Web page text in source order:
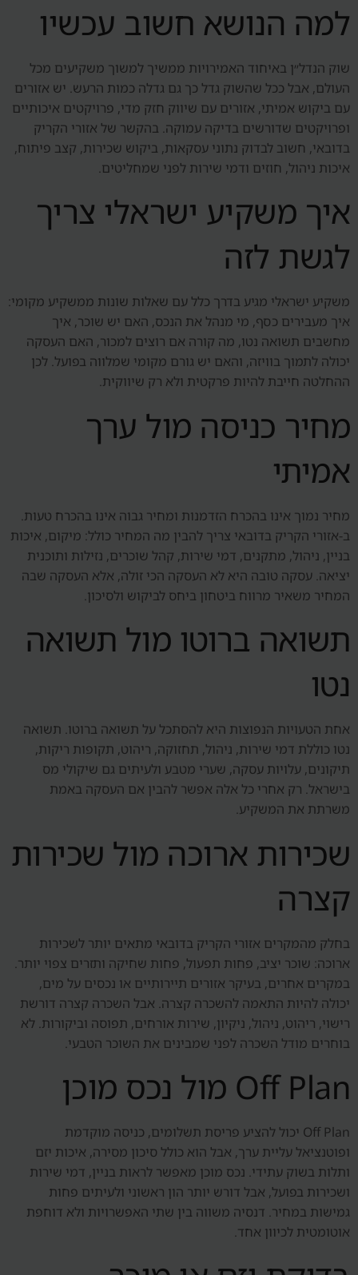
למה הנושא חשוב עכשיו
שוק הנדל״ן באיחוד האמירויות ממשיך למשוך משקיעים מכל
העולם, אבל ככל שהשוק גדל כך גם גדלה כמות הרעש. יש אזורים
עם ביקוש אמיתי, אזורים עם שיווק חזק מדי, פרויקטים איכותיים
ופרויקטים שדורשים בדיקה עמוקה. בהקשר של אזורי הקריק
בדובאי, חשוב לבדוק נתוני עסקאות, ביקוש שכירות, קצב פיתוח,
איכות ניהול, חוזים ודמי שירות לפני שמחליטים.
איך משקיע ישראלי צריך
לגשת לזה
משקיע ישראלי מגיע בדרך כלל עם שאלות שונות ממשקיע מקומי:
איך מעבירים כסף, מי מנהל את הנכס, האם יש שוכר, איך
מחשבים תשואה נטו, מה קורה אם רוצים למכור, האם העסקה
יכולה לתמוך בוויזה, והאם יש גורם מקומי שמלווה בפועל. לכן
ההחלטה חייבת להיות פרקטית ולא רק שיווקית.
מחיר כניסה מול ערך
אמיתי
מחיר נמוך אינו בהכרח הזדמנות ומחיר גבוה אינו בהכרח טעות.
ב-אזורי הקריק בדובאי צריך להבין מה המחיר כולל: מיקום, איכות
בניין, ניהול, מתקנים, דמי שירות, קהל שוכרים, נזילות ותוכנית
יציאה. עסקה טובה היא לא העסקה הכי זולה, אלא העסקה שבה
המחיר משאיר מרווח ביטחון ביחס לביקוש ולסיכון.
תשואה ברוטו מול תשואה
נטו
אחת הטעויות הנפוצות היא להסתכל על תשואה ברוטו. תשואה
נטו כוללת דמי שירות, ניהול, תחזוקה, ריהוט, תקופות ריקות,
תיקונים, עלויות עסקה, שערי מטבע ולעיתים גם שיקולי מס
בישראל. רק אחרי כל אלה אפשר להבין אם העסקה באמת
משרתת את המשקיע.
שכירות ארוכה מול שכירות
קצרה
בחלק מהמקרים אזורי הקריק בדובאי מתאים יותר לשכירות
ארוכה: שוכר יציב, פחות תפעול, פחות שחיקה ותזרים צפוי יותר.
במקרים אחרים, בעיקר אזורים תיירותיים או נכסים על מים,
יכולה להיות התאמה להשכרה קצרה. אבל השכרה קצרה דורשת
רישוי, ריהוט, ניהול, ניקיון, שירות אורחים, תפוסה וביקורות. לא
בוחרים מודל השכרה לפני שמבינים את השוכר הטבעי.
Off Plan מול נכס מוכן
Off Plan יכול להציע פריסת תשלומים, כניסה מוקדמת
ופוטנציאל עליית ערך, אבל הוא כולל סיכון מסירה, איכות יזם
ותלות בשוק עתידי. נכס מוכן מאפשר לראות בניין, דמי שירות
ושכירות בפועל, אבל דורש יותר הון ראשוני ולעיתים פחות
גמישות במחיר. דנסיה משווה בין שתי האפשרויות ולא דוחפת
אוטומטית לכיוון אחד.